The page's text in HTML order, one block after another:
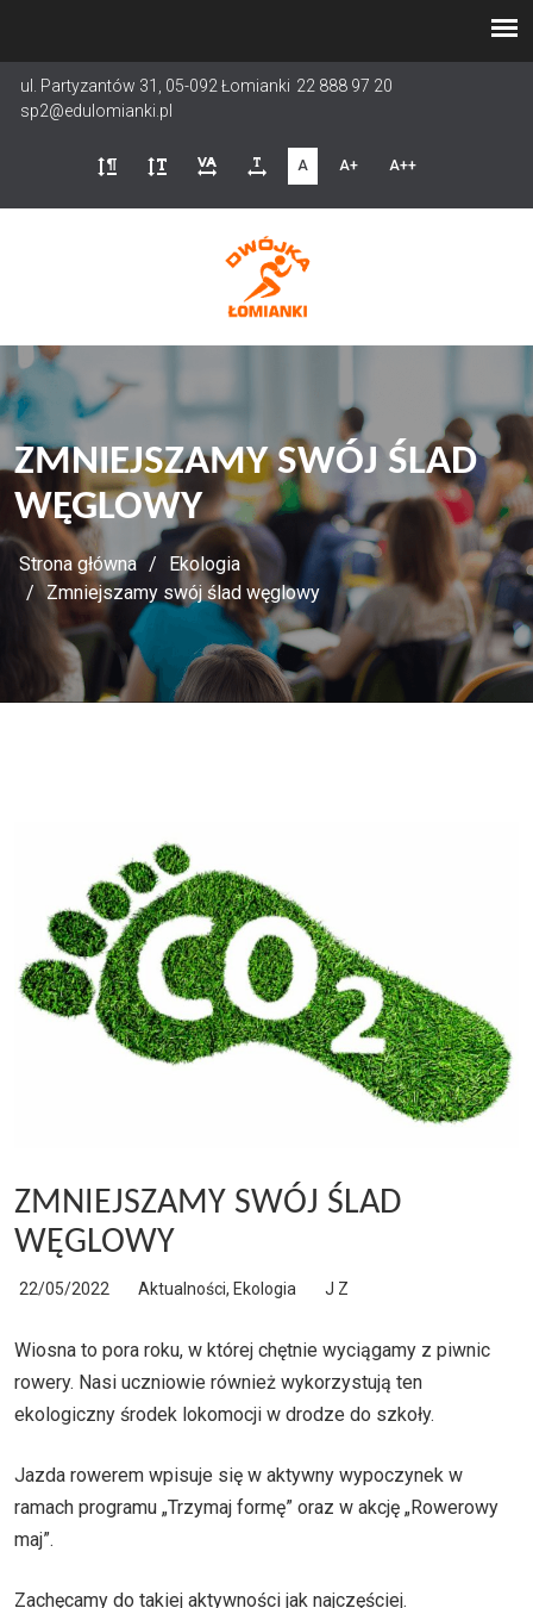
treści
ul. Partyzantów 31, 05-092 Łomianki 22 888 97 20
sp2@edulomianki.pl
A A+ A++
ZMNIEJSZAMY SWÓJ ŚLAD
WĘGLOWY
Strona główna
Ekologia
Zmniejszamy swój ślad węglowy
ZMNIEJSZAMY SWÓJ ŚLAD
WĘGLOWY
22/05/2022 Aktualności, Ekologia J Z
Wiosna to pora roku, w której chętnie wyciągamy z piwnic
rowery. Nasi uczniowie również wykorzystują ten
ekologiczny środek lokomocji w drodze do szkoły.
Jazda rowerem wpisuje się w aktywny wypoczynek w
ramach programu „Trzymaj formę” oraz w akcję „Rowerowy
maj”.
Zachęcamy do takiej aktywności jak najczęściej.